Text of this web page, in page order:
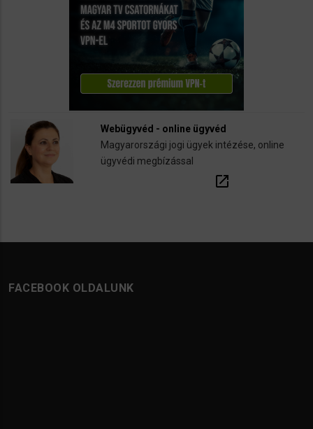
Webügyvéd - online ügyvéd
Magyarországi jogi ügyek intézése, online
ügyvédi megbízással
open_in_new
FACEBOOK OLDALUNK